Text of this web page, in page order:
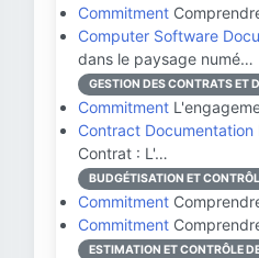
Commitment
Computer Software
dans le paysage numé…
GESTION DES CONTRATS ET
Commitment
Contract Documentation
Contrat : L'…
BUDGÉTISATION ET
Commitment
Commitment
ESTIMATION ET CONTRÔLE